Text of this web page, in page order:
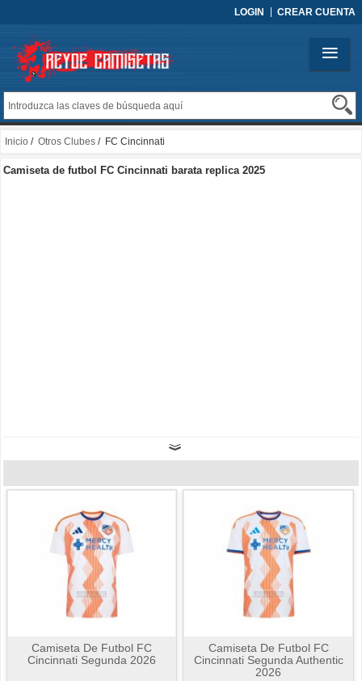
LOGIN CREAR CUENTA
Inicio / Otros Clubes / FC Cincinnati
Camiseta de futbol FC Cincinnati barata replica 2025
Camiseta De Futbol FC
Cincinnati Segunda 2026
Camiseta De Futbol FC
Cincinnati Segunda Authentic
2026